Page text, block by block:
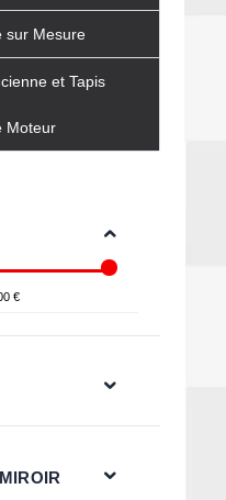
sur Mesure
et Tapis
Moteur
€